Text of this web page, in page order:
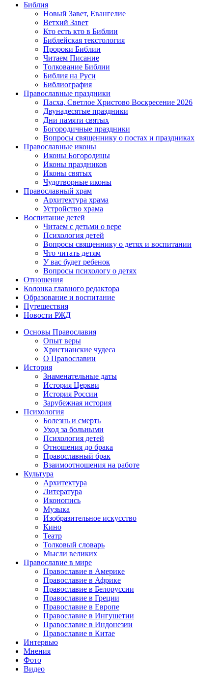
Библия
Новый Завет, Евангелие
Ветхий Завет
Кто есть кто в Библии
Библейская текстология
Пророки Библии
Читаем Писание
Толкование Библии
Библия на Руси
Библиография
Православные праздники
Пасха, Светлое Христово Воскресение 2026
Двунадесятые праздники
Дни памяти святых
Богородичные праздники
Вопросы священнику о постах и праздниках
Православные иконы
Иконы Богородицы
Иконы праздников
Иконы святых
Чудотворные иконы
Православный храм
Архитектура храма
Устройство храма
Воспитание детей
Читаем с детьми о вере
Психология детей
Вопросы священнику о детях и воспитании
Что читать детям
У вас будет ребенок
Вопросы психологу о детях
Отношения
Колонка главного редактора
Образование и воспитание
Путешествия
Новости РЖД
Основы Православия
Опыт веры
Христианские чудеса
О Православии
История
Знаменательные даты
История Церкви
История России
Зарубежная история
Психология
Болезнь и смерть
Уход за больными
Психология детей
Отношения до брака
Православный брак
Взаимоотношения на работе
Культура
Архитектура
Литература
Иконопись
Музыка
Изобразительное искусство
Кино
Театр
Толковый словарь
Мысли великих
Православие в мире
Православие в Америке
Православие в Африке
Православие в Белоруссии
Православие в Греции
Православие в Европе
Православие в Ингушетии
Православие в Индонезии
Православие в Китае
Интервью
Мнения
Фото
Видео